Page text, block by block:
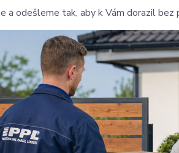
a odešleme tak, aby k Vám dorazil bez